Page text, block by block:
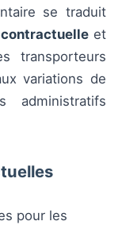
se traduit
et
transporteurs
variations de
administratifs
pour les